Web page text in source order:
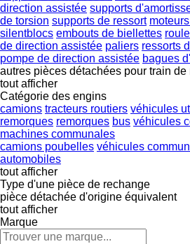
direction assistée supports
de torsion supports de ressort
silentblocs embouts de biellettes
de direction assistée paliers ressorts
pompe de direction assistée bagues
autres pièces détachées pour train de
tout afficher
Catégorie des engins
camions tracteurs routiers véhicules
remorques remorques bus véhicules
machines communales
camions poubelles véhicules
automobiles
tout afficher
Type d'une pièce de rechange
pièce détachée d'origine équivalent
tout afficher
Marque